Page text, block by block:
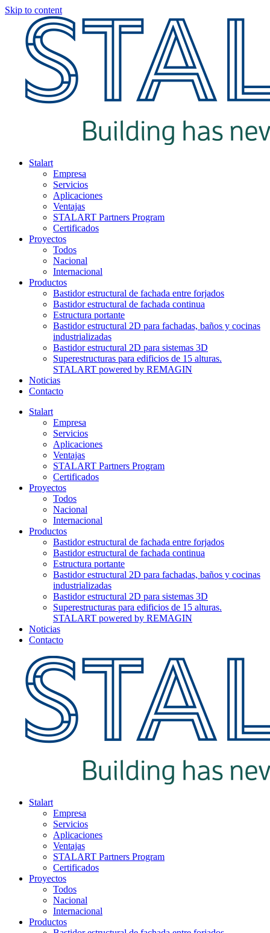
Skip to content
Stalart
Empresa
Servicios
Aplicaciones
Ventajas
STALART Partners Program
Certificados
Proyectos
Todos
Nacional
Internacional
Productos
Bastidor estructural de fachada entre forjados
Bastidor estructural de fachada continua
Estructura portante
Bastidor estructural 2D para fachadas, baños y cocinas
industrializadas
Bastidor estructural 2D para sistemas 3D
Superestructuras para edificios de 15 alturas.
STALART powered by REMAGIN
Noticias
Contacto
Stalart
Empresa
Servicios
Aplicaciones
Ventajas
STALART Partners Program
Certificados
Proyectos
Todos
Nacional
Internacional
Productos
Bastidor estructural de fachada entre forjados
Bastidor estructural de fachada continua
Estructura portante
Bastidor estructural 2D para fachadas, baños y cocinas
industrializadas
Bastidor estructural 2D para sistemas 3D
Superestructuras para edificios de 15 alturas.
STALART powered by REMAGIN
Noticias
Contacto
Stalart
Empresa
Servicios
Aplicaciones
Ventajas
STALART Partners Program
Certificados
Proyectos
Todos
Nacional
Internacional
Productos